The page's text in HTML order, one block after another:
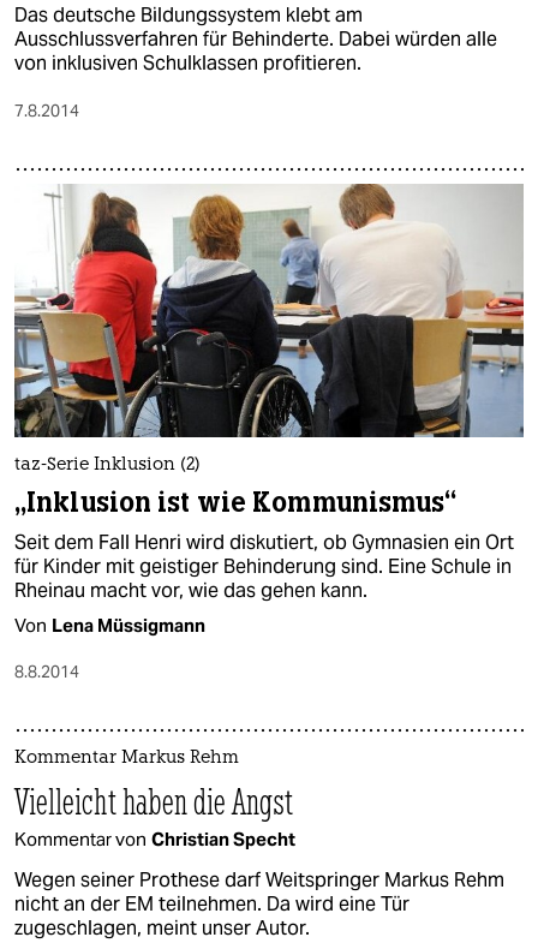
Das deutsche Bildungssystem klebt am
Ausschlussverfahren für Behinderte. Dabei würden alle
von inklusiven Schulklassen profitieren.
7.8.2014
taz-Serie Inklusion (2)
„Inklusion ist wie Kommunismus“
Seit dem Fall Henri wird diskutiert, ob Gymnasien ein Ort
für Kinder mit geistiger Behinderung sind. Eine Schule in
Rheinau macht vor, wie das gehen kann.
Von Lena Müssigmann
8.8.2014
Kommentar Markus Rehm
Vielleicht haben die Angst
Kommentar von Christian Specht
Wegen seiner Prothese darf Weitspringer Markus Rehm
nicht an der EM teilnehmen. Da wird eine Tür
zugeschlagen, meint unser Autor.